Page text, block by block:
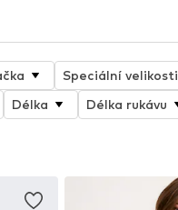
Speciální velikosti
Délka Délka rukávu